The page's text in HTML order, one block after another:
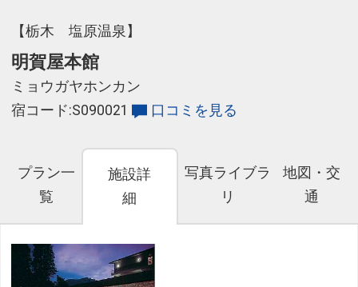
【栃木 塩原温泉】
明賀屋本館
ミョウガヤホンカン
宿コード:S090021
口コミを見る
プラン一
覧
施設詳
細
写真ライブラ
リ
地図・交
通